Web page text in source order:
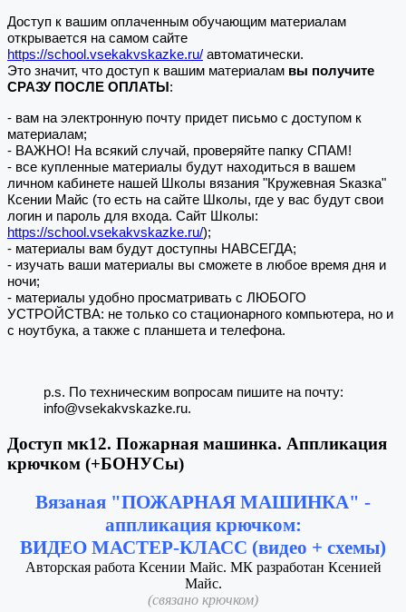
Доступ к вашим оплаченным обучающим материалам
открывается на самом сайте
https://school.vsekakvskazke.ru/ автоматически.
Это значит, что доступ к вашим материалам вы получите
СРАЗУ ПОСЛЕ ОПЛАТЫ :
- вам на электронную почту придет письмо с доступом к
материалам;
- ВАЖНО! На всякий случай, проверяйте папку СПАМ!
- все купленные материалы будут находиться в вашем
личном кабинете нашей Школы вязания "Кружевная Sказка"
Ксении Майс (то есть на сайте Школы, где у вас будут свои
логин и пароль для входа. Сайт Школы:
https://school.vsekakvskazke.ru/);
- материалы вам будут доступны НАВСЕГДА;
- изучать ваши материалы вы сможете в любое время дня и
ночи;
- материалы удобно просматривать с ЛЮБОГО
УСТРОЙСТВА: не только со стационарного компьютера, но и
с ноутбука, а также с планшета и телефона.
p.s. По техническим вопросам пишите на почту:
info@vsekakvskazke.ru.
Доступ мк12. Пожарная машинка. Аппликация
крючком (+БОНУСы)
Вязаная "ПОЖАРНАЯ МАШИНКА" -
аппликация крючком:
ВИДЕО МАСТЕР-КЛАСС (видео + схемы)
Авторская работа Ксении Майс. МК разработан Ксенией
Майс.
(связано крючком)